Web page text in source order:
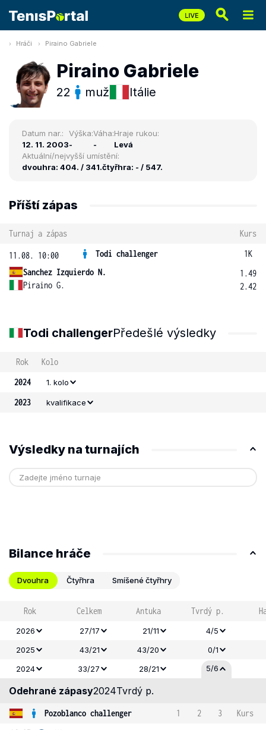
Hráči Piraino Gabriele
Piraino Gabriele
22 muž Itálie
Datum nar.:
12. 11. 2003
Výška:
-
Váha:
-
Hraje rukou:
Levá
Aktuální/nejvyšší umístění:
dvouhra: 404. / 341.čtyřhra: - / 547.
Příští zápas
Turnaj a zápas Kurs
11.08. 10:00 Todi challenger
1K
Sanchez Izquierdo N.
Piraino G.
1.49
2.42
Todi challengerPředešlé výsledky
Rok
Kolo
2024
1. kolo
2023 kvalifikace
Výsledky na turnajích
Bilance hráče
Dvouhra Čtyřhra Smíšené čtyřhry
Rok Celkem Antuka Tvrdý p.
2026 27/17 21/11
4/5
2025
43/21 43/20
0/1
2024
33/27 28/21 5/6
Odehrané zápasy2024Tvrdý p.
Pozoblanco challenger 1 2 3
Kurs